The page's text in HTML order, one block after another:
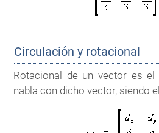
Circulación y rotacional
Rotacional de un vector es
nabla con dicho vector, siendo